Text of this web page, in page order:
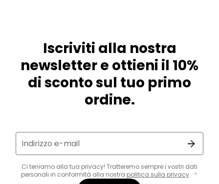
Iscriviti alla nostra
newsletter e ottieni il 10%
di sconto sul tuo primo
ordine.
Indirizzo e-mail
Ci teniamo alla tua privacy! Tratteremo sempre i vostri dati
personali in conformità alla nostra politica sulla privacy.